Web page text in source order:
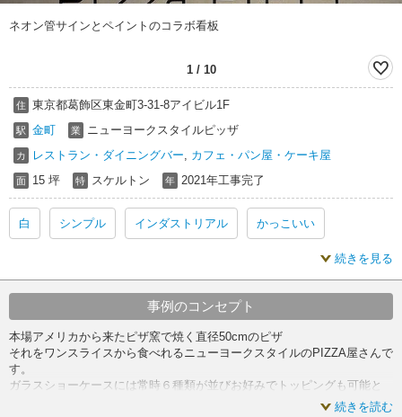
ネオン管サインとペイントのコラボ看板
1/ 10
住 東京都葛飾区東金町3-31-8アイビル1F
駅 金町 業 ニューヨークスタイルピッザ
カ レストラン・ダイニングバー カフェ・パン屋・ケーキ屋
面 15 坪 特 スケルトン 年 2021年工事完了
白 シンプル インダストリアル かっこいい
ピザ おしゃれ 白 内装
シンプル 内装 インダストリアル 内装 かっこいい 内装
おしゃれ 内装 ピザ 内装 白 スケルトン
続きを見る
事例のコンセプト
本場アメリカから来たピザ窯で焼く直径50cmのピザ
それをワンスライスから食べれるニューヨークスタイルのPIZZA屋さんで
す。
ガラスショーケースには常時６種類が並びお好みでトッピングも可能と
続きを読む